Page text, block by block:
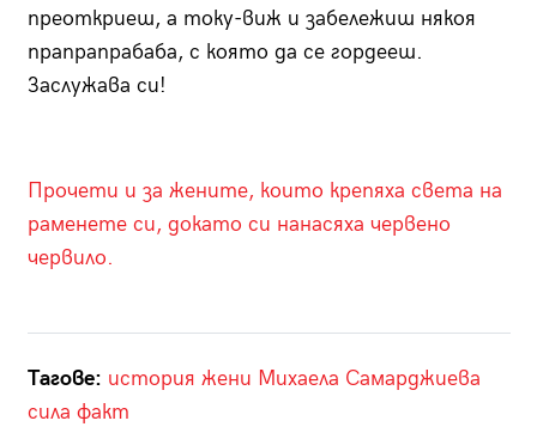
преоткриеш, а току-виж и забележиш някоя
прапрапрабаба, с която да се гордееш.
Заслужава си!
Прочети и за жените, които крепяха света на
раменете си, докато си нанасяха червено
червило.
Тагове: история жени Михаела Самарджиева
сила факт